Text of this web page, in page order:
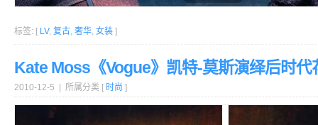
标签: [ LV, 复古, 奢华, 女装 ]
Kate Moss《Vogue》凯特-莫斯演绎后时代
2010-12-5 | 所属分类 [ 时尚 ]